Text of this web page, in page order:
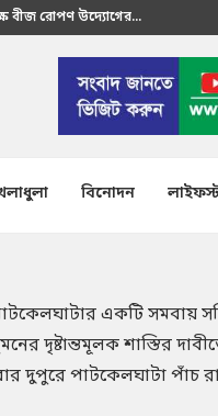
বীজ রোপণ উদ্যোগের...
বিনোদন
একটি সমবায়
দৃষ্টান্তমূলক শাস্তির
পাটকেলঘাটা পাঁচ